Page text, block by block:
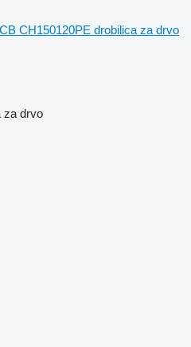
CH150120PE drobilica za drvo
za drvo